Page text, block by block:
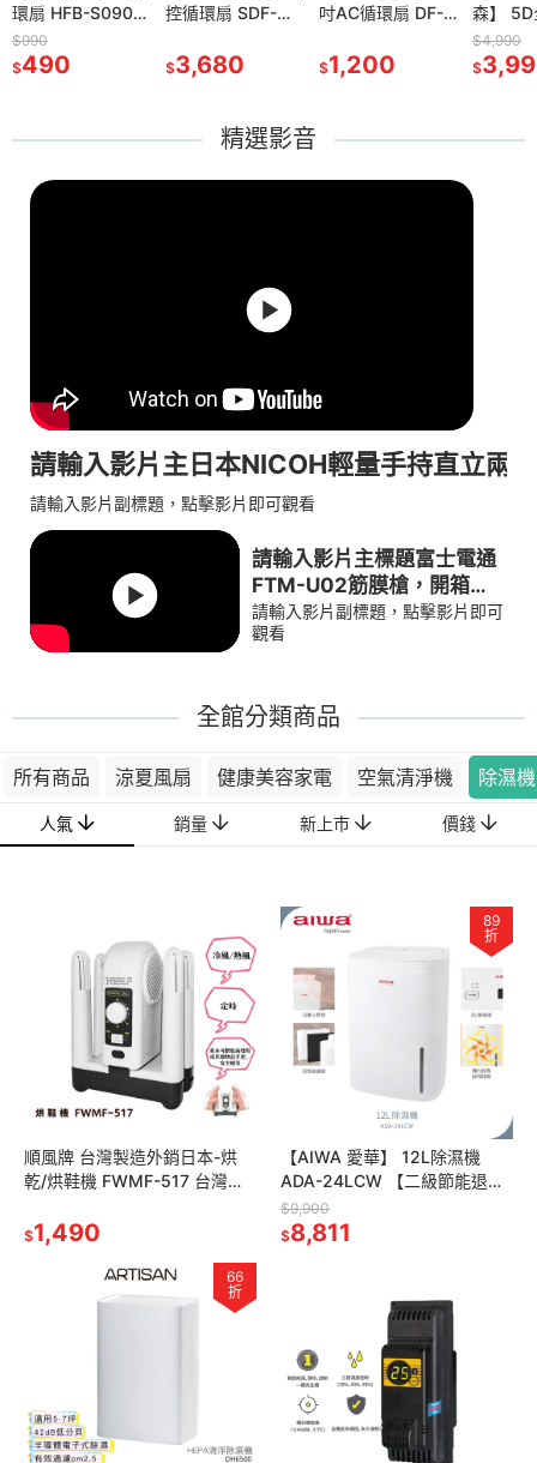
環扇 HFB-S0906
桌扇 壁掛扇 可用
USB 行動電源 DC
$990
$490
控循環扇 SDF-
$3,680
吋AC循環扇 DF-
$1,200
森】
扇
/
木 電
$4,990
$
濾網-2
清淨
HQS001 GP小白
除味暖烘機 烘被機
烘鞋機-內附烘衣袋
位除溼主機 S6D
濕 除溼 顯示一體
式省電主機 三段濕
DIY防潮
$
森】 HEPA清淨除
濕機 DH6500 電
子式除濕機
精選影音
請輸入影片主日本NICOH輕量手持直立兩
請輸入影片副標題，點擊影片即可觀看
請輸入影片主標題富士電通
FTM-U02筋膜槍，開箱分
享
請輸入影片副標題，點擊影片即可
觀看
全館分類商品
所有商品 涼夏風扇 健康美容家電 空氣清淨機 除濕
人氣 銷量 新上市 價錢
順風牌 台灣製造外銷日本-烘
乾/烘鞋機 FWMF-517 台灣製
燥機
$1,490
89
折
【AIWA 愛華】 12L除濕機
ADA-24LCW 【二級節能退貨
物稅1200元】
$9,900
$8,811
66
折